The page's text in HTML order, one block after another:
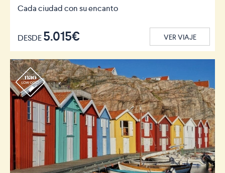
Cada ciudad con su encanto
DESDE5.015€ VER VIAJE
r